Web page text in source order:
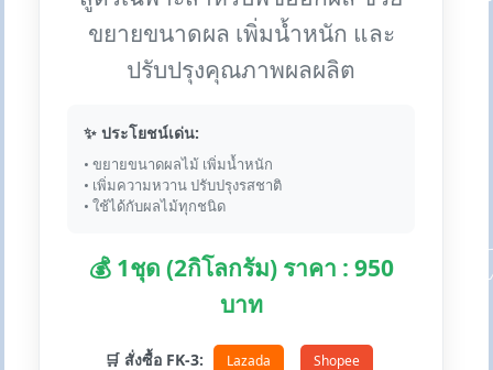
ขยายขนาดผล เพิ่มน้ำหนัก และ
ปรับปรุงคุณภาพผลผลิต
✨ ประโยชน์เด่น:
• ขยายขนาดผลไม้ เพิ่มน้ำหนัก
• เพิ่มความหวาน ปรับปรุงรสชาติ
• ใช้ได้กับผลไม้ทุกชนิด
💰 1ชุด (2กิโลกรัม) ราคา : 950
บาท
🛒 สั่งซื้อ FK-3: Lazada Shopee